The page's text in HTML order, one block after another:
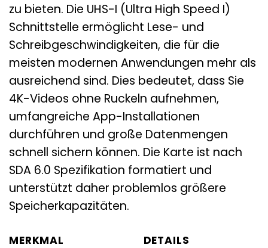
zu bieten. Die UHS-I (Ultra High Speed I)
Schnittstelle ermöglicht Lese- und
Schreibgeschwindigkeiten, die für die
meisten modernen Anwendungen mehr als
ausreichend sind. Dies bedeutet, dass Sie
4K-Videos ohne Ruckeln aufnehmen,
umfangreiche App-Installationen
durchführen und große Datenmengen
schnell sichern können. Die Karte ist nach
SDA 6.0 Spezifikation formatiert und
unterstützt daher problemlos größere
Speicherkapazitäten.
MERKMAL DETAILS